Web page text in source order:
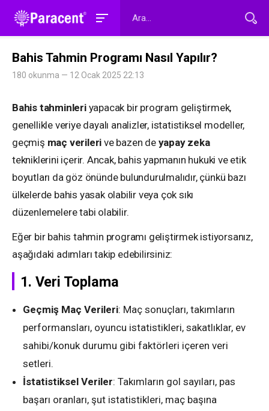
Bahis Tahmin Programı Nasıl Yapılır?
180 okunma — 12 Ocak 2025 22:13
Bahis tahminleri yapacak bir program geliştirmek,
genellikle veriye dayalı analizler, istatistiksel modeller,
geçmiş maç verilerive bazen de yapay zeka
tekniklerini içerir. Ancak, bahis yapmanın hukuki ve etik
boyutları da göz önünde bulundurulmalıdır, çünkü bazı
ülkelerde bahis yasak olabilir veya çok sıkı
düzenlemelere tabi olabilir.
Eğer bir bahis tahmin programı geliştirmek istiyorsanız,
aşağıdaki adımları takip edebilirsiniz:
1. Veri Toplama
Geçmiş Maç Verileri: Maç sonuçları, takımların
performansları, oyuncu istatistikleri, sakatlıklar, ev
sahibi/konuk durumu gibi faktörleri içeren veri
setleri.
İstatistiksel Veriler: Takımların gol sayıları, pas
başarı oranları, şut istatistikleri, maç başına